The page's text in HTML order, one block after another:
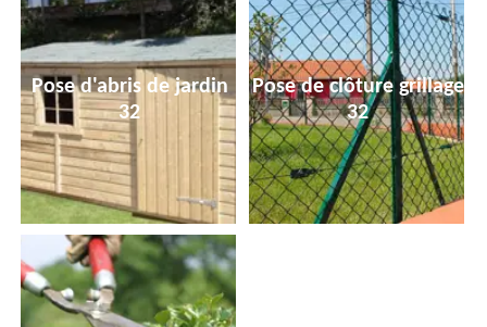
Pose d'abris de jardin
32
Pose de clôture grillage
32